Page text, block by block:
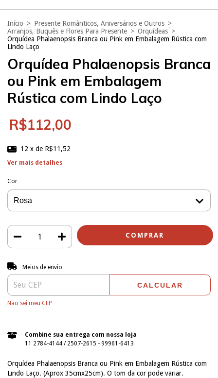
Início > Presente Românticos, Aniversários e Outros >
Arranjos, Buquês e Flores Para Presente > Orquídeas >
Orquídea Phalaenopsis Branca ou Pink em Embalagem Rústica com
Lindo Laço
Orquídea Phalaenopsis Branca
ou Pink em Embalagem
Rústica com Lindo Laço
R$112,00
12 x de R$11,52
Ver mais detalhes
Cor
Entregas para o CEP:
Meios de envio
CALCULAR
Não sei meu CEP
Combine sua entrega com nossa loja
11 2784-4144 / 2507-2615 - 99961-6413
Orquídea Phalaenopsis Branca ou Pink em Embalagem Rústica com
Lindo Laço. (Aprox 35cmx25cm). O tom da cor pode variar.